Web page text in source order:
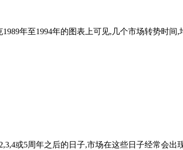
年至1994年的图表上可见,几个市场转势时间,
5周年之后的日子,市场在这些日子经常会出